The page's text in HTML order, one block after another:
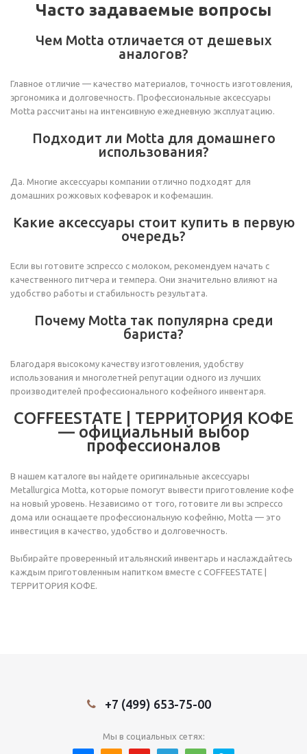
Часто задаваемые вопросы
Чем Motta отличается от дешевых
аналогов?
Главное отличие — качество материалов, точность изготовления,
эргономика и долговечность. Профессиональные аксессуары
Motta рассчитаны на интенсивную ежедневную эксплуатацию.
Подходит ли Motta для домашнего
использования?
Да. Многие аксессуары компании отлично подходят для
домашних рожковых кофеварок и кофемашин.
Какие аксессуары стоит купить в первую
очередь?
Если вы готовите эспрессо с молоком, рекомендуем начать с
качественного питчера и темпера. Они значительно влияют на
удобство работы и стабильность результата.
Почему Motta так популярна среди
бариста?
Благодаря высокому качеству изготовления, удобству
использования и многолетней репутации одного из лучших
производителей профессионального кофейного инвентаря.
COFFEESTATE | ТЕРРИТОРИЯ КОФЕ
— официальный выбор
профессионалов
В нашем каталоге вы найдете оригинальные аксессуары
Metallurgica Motta, которые помогут вывести приготовление кофе
на новый уровень. Независимо от того, готовите ли вы эспрессо
дома или оснащаете профессиональную кофейню, Motta — это
инвестиция в качество, удобство и долговечность.
Выбирайте проверенный итальянский инвентарь и наслаждайтесь
каждым приготовленным напитком вместе с COFFEESTATE |
ТЕРРИТОРИЯ КОФЕ.
+7 (499) 653-75-00
Мы в социальных сетях: